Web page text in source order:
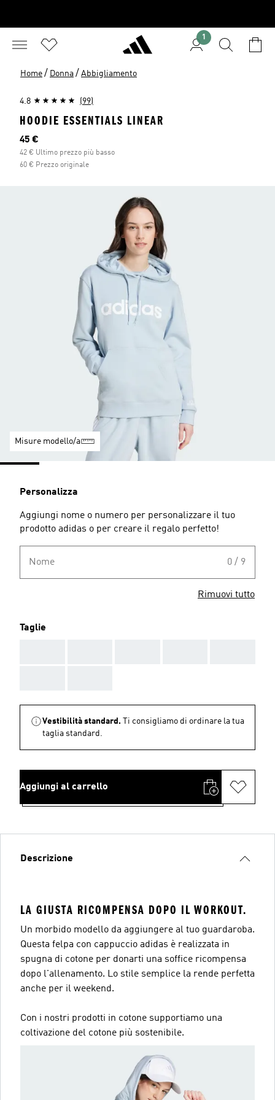
1
Home / Donna / Abbigliamento
4.8 (99)
HOODIE ESSENTIALS LINEAR
Prezzo attuale
45 €
42 € Ultimo prezzo più basso
60 € Prezzo originale
Misure modello/a
Personalizza
Aggiungi nome o numero per personalizzare il tuo
prodotto adidas o per creare il regalo perfetto!
Nome 0 / 9
Rimuovi tutto
Taglie
Vestibilità standard.
Ti consigliamo di ordinare la tua
taglia standard.
Aggiungi al carrello
Descrizione
LA GIUSTA RICOMPENSA DOPO IL WORKOUT.
Un morbido modello da aggiungere al tuo guardaroba.
Questa felpa con cappuccio adidas è realizzata in
spugna di cotone per donarti una soffice ricompensa
dopo l'allenamento. Lo stile semplice la rende perfetta
anche per il weekend.
Con i nostri prodotti in cotone supportiamo una
coltivazione del cotone più sostenibile.